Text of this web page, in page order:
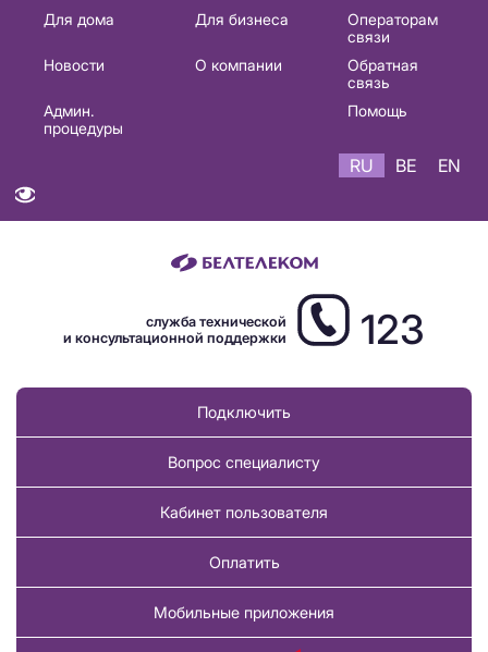
Основная
навигация
Для дома Для бизнеса
Операторам
связи
Новости
О компании
Обратная
связь
Админ.
процедуры
Помощь
RU BE EN
служба технической
и консультационной поддержки
123
Подключить
Вопрос специалисту
Кабинет пользователя
Оплатить
Мобильные приложения